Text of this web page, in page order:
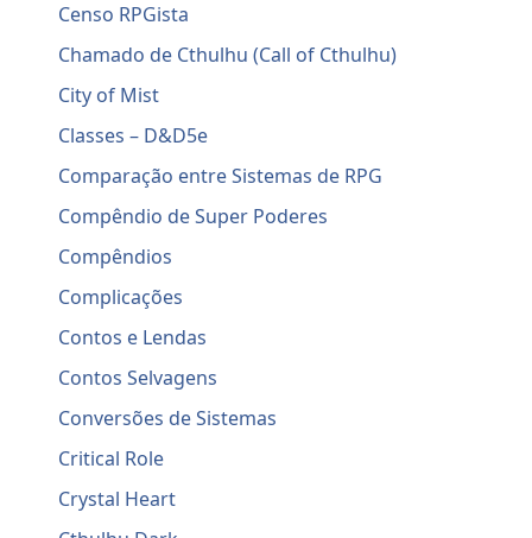
Censo RPGista
Chamado de Cthulhu (Call of Cthulhu)
City of Mist
Classes – D&D5e
Comparação entre Sistemas de RPG
Compêndio de Super Poderes
Compêndios
Complicações
Contos e Lendas
Contos Selvagens
Conversões de Sistemas
Critical Role
Crystal Heart